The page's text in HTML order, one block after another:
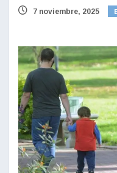
7 noviembre, 2025